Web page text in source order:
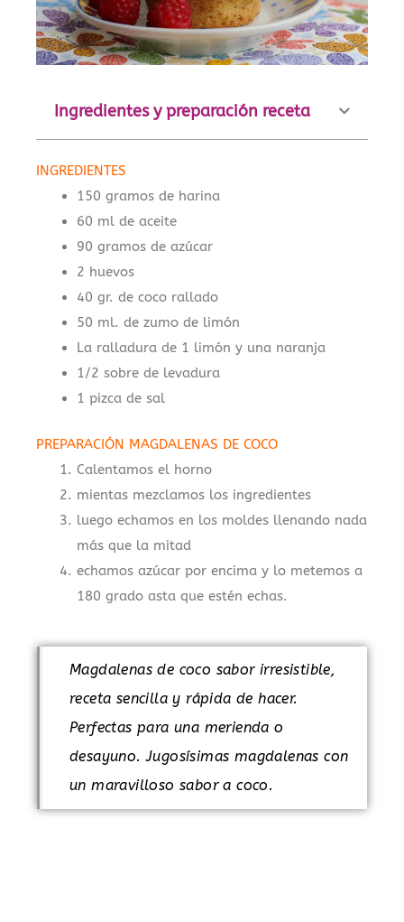
Ingredientes y preparación receta
INGREDIENTES
150 gramos de harina
60 ml de aceite
90 gramos de azúcar
2 huevos
40 gr. de coco rallado
50 ml. de zumo de limón
La ralladura de 1 limón y una naranja
1/2 sobre de levadura
1 pizca de sal
PREPARACIÓN MAGDALENAS DE COCO
Calentamos el horno
mientas mezclamos los ingredientes
luego echamos en los moldes llenando nada
más que la mitad
echamos azúcar por encima y lo metemos a
180 grado asta que estén echas.
Magdalenas de coco sabor irresistible,
receta sencilla y rápida de hacer.
Perfectas para una merienda o
desayuno. Jugosísimas magdalenas con
un maravilloso sabor a coco.